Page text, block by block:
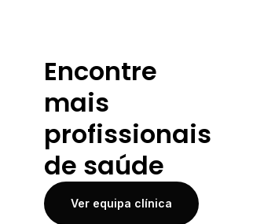
Encontre
mais
profissionais
de saúde
Ver equipa clínica